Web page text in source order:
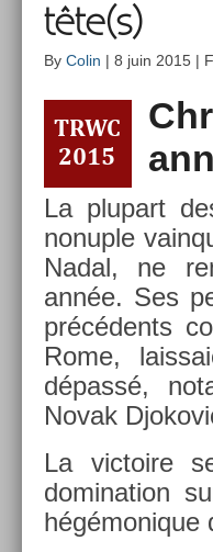
tête(s)
By Colin | 8 juin 2015 |
La plupart
non­u­ple
Nadal, ne
année. Ses
précédents
Rome,
dépassé,
Novak
La vic­toire
domina­tion
hégémonique